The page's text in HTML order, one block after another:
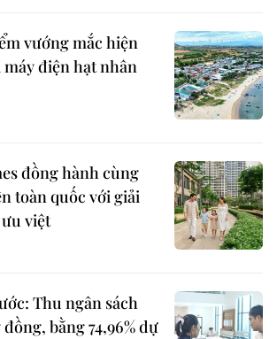
vướng mắc hiện
điện hạt nhân
đồng hành cùng
toàn quốc với giải
việt
Thu ngân sách
đồng, bằng 74,96% dự